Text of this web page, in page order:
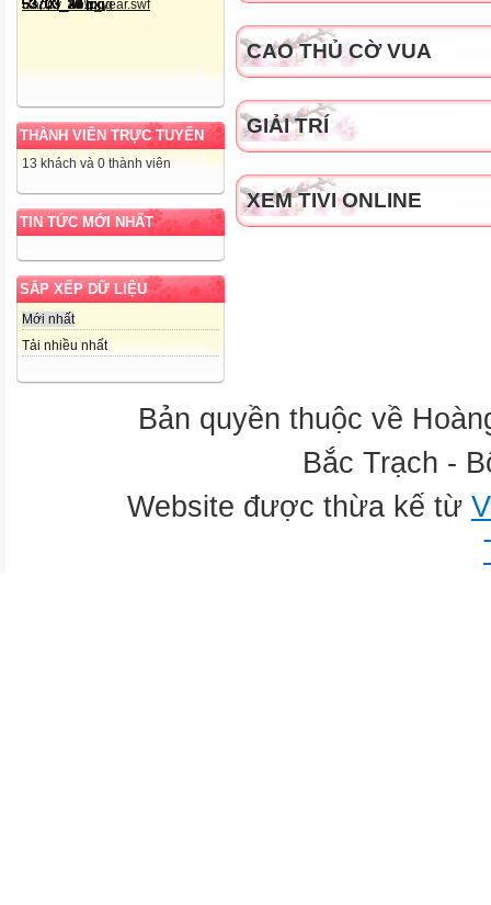
THÀNH VIÊN TRỰC TUYẾN
13 khách và 0 thành viên
TIN TỨC MỚI NHẤT
SẮP XẾP DỮ LIỆU
Mới nhất
Tải nhiều nhất
CAO THỦ CỜ VUA
GIẢI TRÍ
XEM TIVI ONLINE
Bản quyền thuộc về
Bắc Trạch -
Website được thừa kế từ